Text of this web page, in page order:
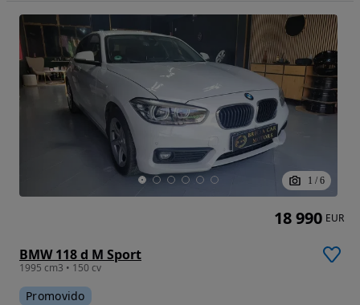
1 / 6
BMW 118 d M Sport
1995 cm3 • 150 cv
Promovido
18 990 EUR